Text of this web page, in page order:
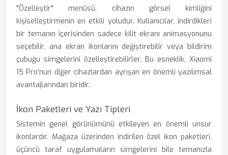
"Özelleştir" menüsü, cihazın görsel kimliğini
kişiselleştirmenin en etkili yoludur. Kullanıcılar, indirdikleri
bir temanın içerisinden sadece kilit ekranı animasyonunu
seçebilir, ana ekran ikonlarını değiştirebilir veya bildirim
çubuğu simgelerini özelleştirebilirler. Bu esneklik, Xiaomi
15 Pro'nun diğer cihazlardan ayrışan en önemli yazılımsal
avantajlarından biridir.
İkon Paketleri ve Yazı Tipleri
Sistemin genel görünümünü etkileyen en önemli unsur
ikonlardır. Mağaza üzerinden indirilen özel ikon paketleri,
üçüncü taraf uygulamaların simgelerini bile temanızla